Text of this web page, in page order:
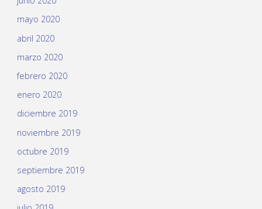
mayo 2020
abril 2020
marzo 2020
febrero 2020
enero 2020
diciembre 2019
noviembre 2019
octubre 2019
septiembre 2019
agosto 2019